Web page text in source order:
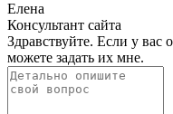
Елена
Консультант сайта
Здравствуйте. Если у вас
можете задать их мне.